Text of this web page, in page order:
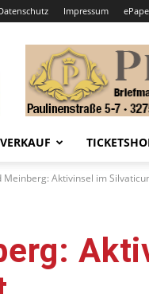
Impressum
VERKAUF
Meinberg: Aktivinsel im